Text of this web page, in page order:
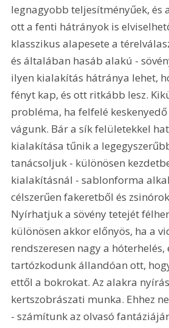
legnagyobb teljesítményűek, és
ott a fenti hátrányok is
klasszikus alapesete a
és általában hasáb alakú -
ilyen kialakítás hátránya lehet,
fényt kap, és ott ritkább lesz.
probléma, ha felfelé
vágunk. Bár a sík felületekkel
kialakítása tűnik a
tanácsoljuk - különösen
kialakításnál - sablonforma
célszerűen fakeretből és
Nyírhatjuk a sövény tetejét
különösen akkor előnyös, ha a
rendszeresen nagy a hóterhelés,
tartózkodunk állandóan ott,
ettől a bokrokat. Az alakra
kertszobrászati munka. Ehhez
- számítunk az olvasó